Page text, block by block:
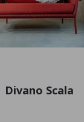
Divano Scala